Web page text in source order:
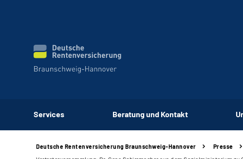
Services Beratung und Kontakt
Deutsche Rentenversicherung Braunschweig-Hannover Presse